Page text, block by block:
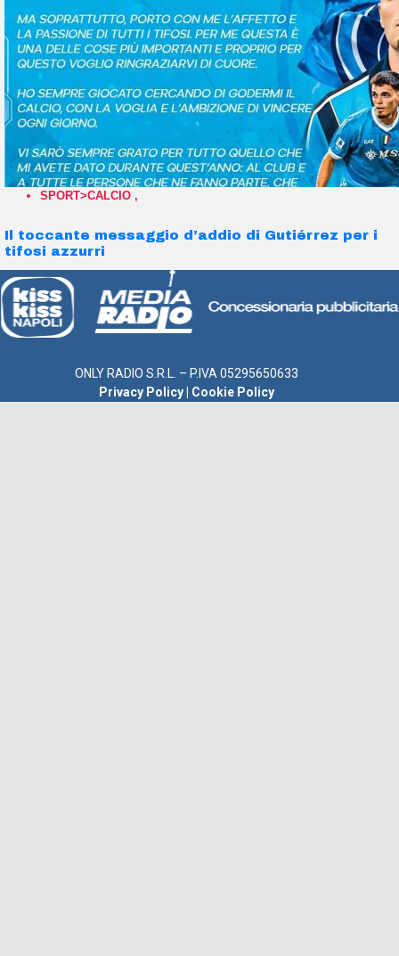
SPORT>CALCIO ,
Il toccante messaggio d’addio di Gutiérrez per i
tifosi azzurri
ONLY RADIO S.R.L. – P.IVA 05295650633
Privacy Policy
Cookie Policy